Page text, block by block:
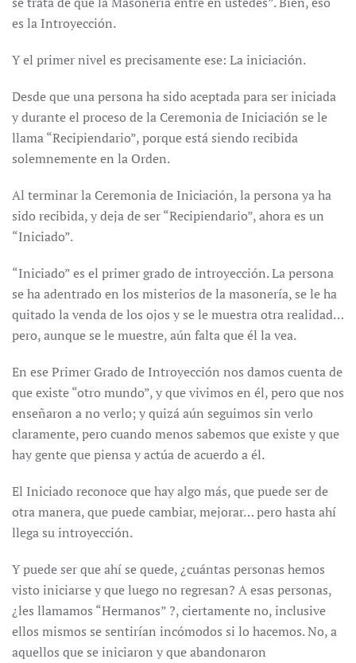
es la Introyección.
Y el primer nivel es precisamente ese: La iniciación.
Desde que una persona ha sido aceptada para ser iniciada
y durante el proceso de la Ceremonia de Iniciación se le
llama “Recipiendario”, porque está siendo recibida
solemnemente en la Orden.
Al terminar la Ceremonia de Iniciación, la persona ya ha
sido recibida, y deja de ser “Recipiendario”, ahora es un
“Iniciado”.
“Iniciado” es el primer grado de introyección. La persona
se ha adentrado en los misterios de la masonería, se le ha
quitado la venda de los ojos y se le muestra otra realidad…
pero, aunque se le muestre, aún falta que él la vea.
En ese Primer Grado de Introyección nos damos cuenta de
que existe “otro mundo”, y que vivimos en él, pero que nos
enseñaron a no verlo; y quizá aún seguimos sin verlo
claramente, pero cuando menos sabemos que existe y que
hay gente que piensa y actúa de acuerdo a él.
El Iniciado reconoce que hay algo más, que puede ser de
otra manera, que puede cambiar, mejorar… pero hasta ahí
llega su introyección.
Y puede ser que ahí se quede, ¿cuántas personas hemos
visto iniciarse y que luego no regresan? A esas personas,
¿les llamamos “Hermanos” ?, ciertamente no, inclusive
ellos mismos se sentirían incómodos si lo hacemos. No, a
aquellos que se iniciaron y que abandonaron